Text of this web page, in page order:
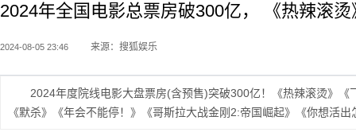
2024年全国电影总票房破300亿， 《热辣滚
2024-08-05 23:46 来源：搜狐娱乐
2024年度院线电影大盘票房(含预售)突破300亿！《热辣滚烫》
《默杀》《年会不能停！》《哥斯拉大战金刚2:帝国崛起》《你想活